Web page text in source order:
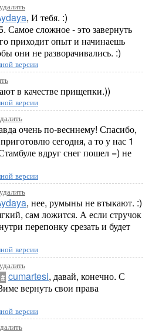
удалить
, И тебя. :)
Самое сложное - это завернуть
приходит опыт и начинаешь
они не разворачивались. :)
версии
в качестве прищепки.))
версии
очень по-весннему! Спасибо,
сегодня, а то у нас 1
вдруг снег пошел =) не
версии
удалить
, нее, румыны не втыкают. :)
сам ложится. А если стручок
перепонку срезать и будет
версии
удалить
# cumartesi, давай, конечно. С
вернуть свои права
версии